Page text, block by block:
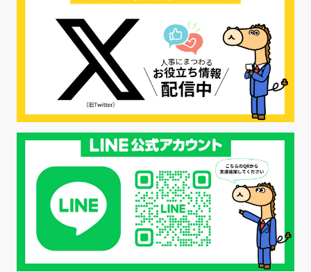
#採用CX #学内セミナー #カジュアル面談
#転職ファストパス #PRO #採用代行
#エシカル採用 #エシカル就活
#メンタルヘルス #年間採用計画
#年間採用 #応募数の増やし方 #26卒
#27採用プレ #高校生採用
#面接フィードバック #不法就労
#障害者雇用 #メリット #ベネフィット
#医療福祉介護 #業界動向 #採用力